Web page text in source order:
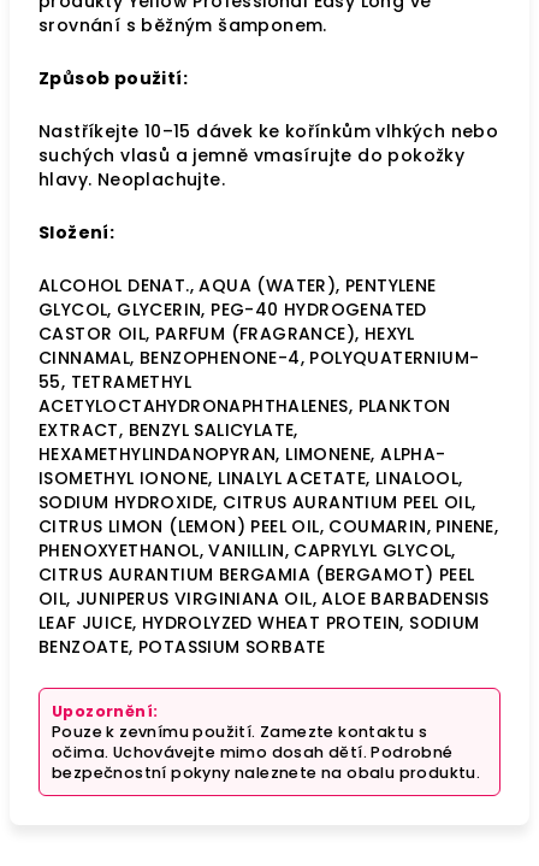
srovnání s běžným šamponem.
Způsob použití:
Nastříkejte 10–15 dávek ke kořínkům vlhkých nebo
suchých vlasů a jemně vmasírujte do pokožky
hlavy. Neoplachujte.
Složení:
ALCOHOL DENAT., AQUA (WATER), PENTYLENE
GLYCOL, GLYCERIN, PEG-40 HYDROGENATED
CASTOR OIL, PARFUM (FRAGRANCE), HEXYL
CINNAMAL, BENZOPHENONE-4, POLYQUATERNIUM-
55, TETRAMETHYL
ACETYLOCTAHYDRONAPHTHALENES, PLANKTON
EXTRACT, BENZYL SALICYLATE,
HEXAMETHYLINDANOPYRAN, LIMONENE, ALPHA-
ISOMETHYL IONONE, LINALYL ACETATE, LINALOOL,
SODIUM HYDROXIDE, CITRUS AURANTIUM PEEL OIL,
CITRUS LIMON (LEMON) PEEL OIL, COUMARIN, PINENE,
PHENOXYETHANOL, VANILLIN, CAPRYLYL GLYCOL,
CITRUS AURANTIUM BERGAMIA (BERGAMOT) PEEL
OIL, JUNIPERUS VIRGINIANA OIL, ALOE BARBADENSIS
LEAF JUICE, HYDROLYZED WHEAT PROTEIN, SODIUM
BENZOATE, POTASSIUM SORBATE
Upozornění:
Pouze k zevnímu použití. Zamezte kontaktu s
očima. Uchovávejte mimo dosah dětí. Podrobné
bezpečnostní pokyny naleznete na obalu produktu.